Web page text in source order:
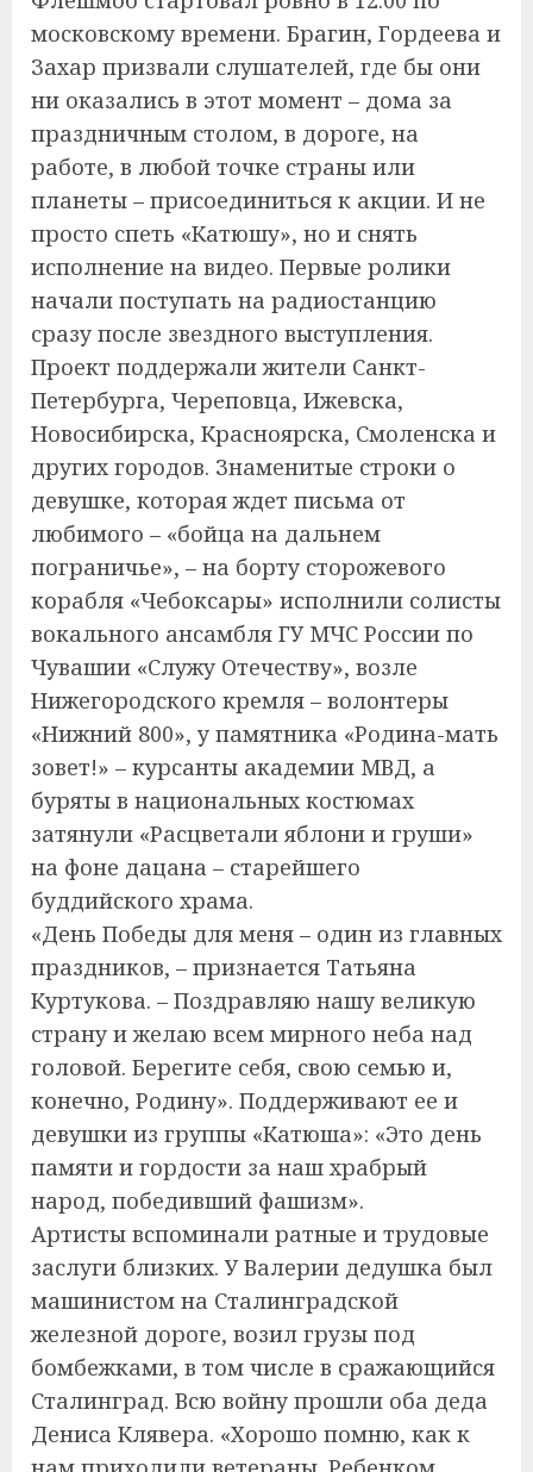
московскому времени. Брагин, Гордеева и
Захар призвали слушателей, где бы они
ни оказались в этот момент – дома за
праздничным столом, в дороге, на
работе, в любой точке страны или
планеты – присоединиться к акции. И не
просто спеть «Катюшу», но и снять
исполнение на видео. Первые ролики
начали поступать на радиостанцию
сразу после звездного выступления.
Проект поддержали жители Санкт-
Петербурга, Череповца, Ижевска,
Новосибирска, Красноярска, Смоленска и
других городов. Знаменитые строки о
девушке, которая ждет письма от
любимого – «бойца на дальнем
пограничье», – на борту сторожевого
корабля «Чебоксары» исполнили солисты
вокального ансамбля ГУ МЧС России по
Чувашии «Служу Отечеству», возле
Нижегородского кремля – волонтеры
«Нижний 800», у памятника «Родина-мать
зовет!» – курсанты академии МВД, а
буряты в национальных костюмах
затянули «Расцветали яблони и груши»
на фоне дацана – старейшего
буддийского храма.
«День Победы для меня – один из главных
праздников, – признается Татьяна
Куртукова. – Поздравляю нашу великую
страну и желаю всем мирного неба над
головой. Берегите себя, свою семью и,
конечно, Родину». Поддерживают ее и
девушки из группы «Катюша»: «Это день
памяти и гордости за наш храбрый
народ, победивший фашизм».
Артисты вспоминали ратные и трудовые
заслуги близких. У Валерии дедушка был
машинистом на Сталинградской
железной дороге, возил грузы под
бомбежками, в том числе в сражающийся
Сталинград. Всю войну прошли оба деда
Дениса Клявера. «Хорошо помню, как к